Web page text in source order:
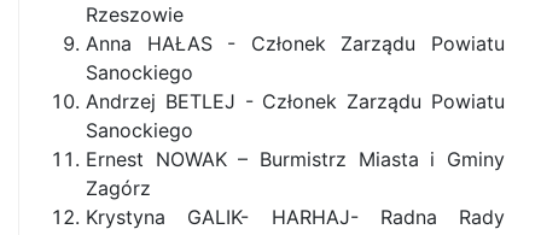
Rzeszowie
Anna HAŁAS - Członek Zarządu Powiatu
Sanockiego
Andrzej BETLEJ - Członek Zarządu Powiatu
Sanockiego
Ernest NOWAK – Burmistrz Miasta i Gminy
Zagórz
Krystyna GALIK- HARHAJ- Radna Rady